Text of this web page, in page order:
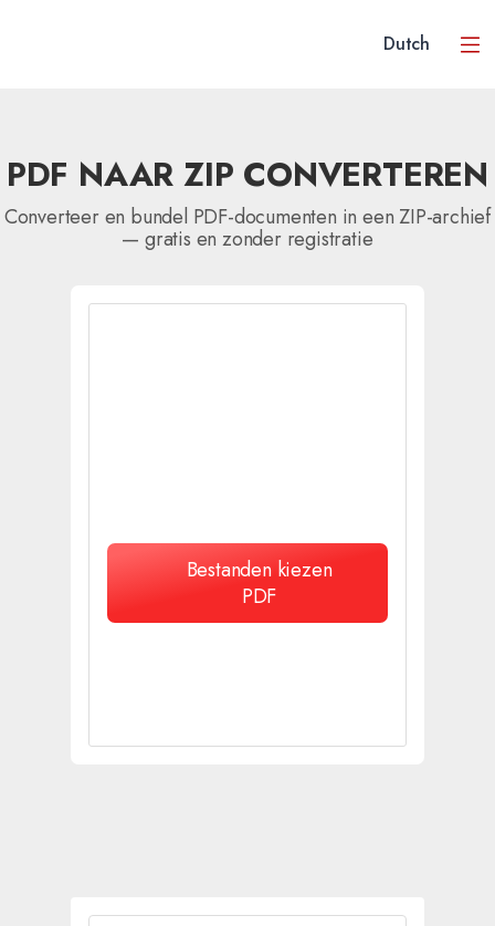
Dutch
PDF NAAR ZIP CONVERTEREN
Converteer en bundel PDF-documenten in een ZIP-archief
— gratis en zonder registratie
Bestanden kiezen
PDF